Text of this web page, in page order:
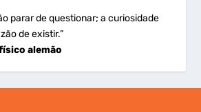
parar de questionar; a curiosidade
de existir.”
alemão